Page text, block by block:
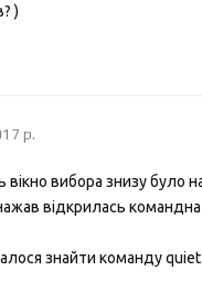
)
р.
вибора знизу було
відкрилась командна
знайти команду quiet